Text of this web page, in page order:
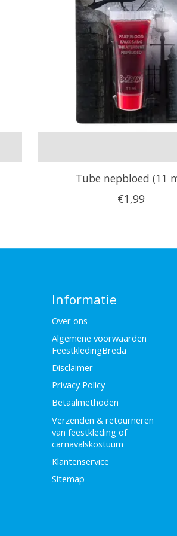
Tube nepbloed (11
€1,99
Informatie
Over ons
Algemene voorwaarden
FeestkledingBreda
Disclaimer
Privacy Policy
Betaalmethoden
Verzenden & retourneren
van feestkleding of
carnavalskostuum
Klantenservice
Sitemap